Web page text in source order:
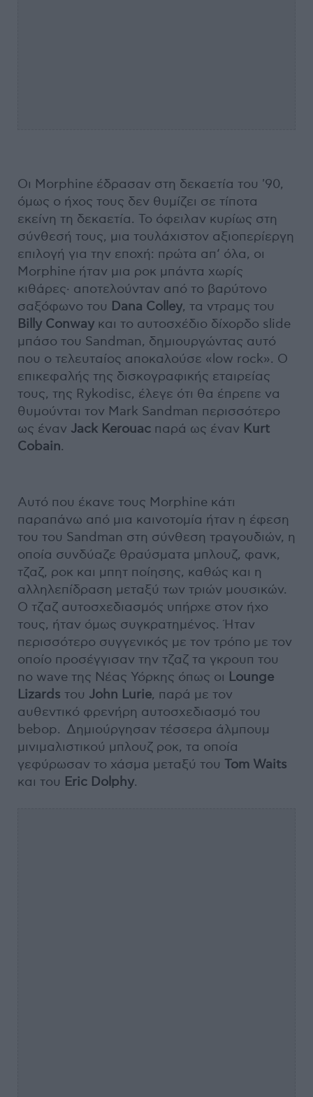
Οι Morphine έδρασαν στη δεκαετία του '90,
όμως ο ήχος τους δεν θυμίζει σε τίποτα
εκείνη τη δεκαετία. Το όφειλαν κυρίως στη
σύνθεσή τους, μια τουλάχιστον αξιοπερίεργη
επιλογή για την εποχή: πρώτα απ‘ όλα, οι
Morphine ήταν μια ροκ μπάντα χωρίς
κιθάρες∙ αποτελούνταν από το βαρύτονο
σαξόφωνο του Dana Colley, τα ντραμς του
Billy Conway και το αυτοσχέδιο δίχορδο slide
μπάσο του Sandman, δημιουργώντας αυτό
που ο τελευταίος αποκαλούσε «low rock». Ο
επικεφαλής της δισκογραφικής εταιρείας
τους, της Rykodisc, έλεγε ότι θα έπρεπε να
θυμούνται τον Mark Sandman περισσότερο
ως έναν Jack Kerouac παρά ως έναν Kurt
Cobain.
Αυτό που έκανε τους Morphine κάτι
παραπάνω από μια καινοτομία ήταν η έφεση
του του Sandman στη σύνθεση τραγουδιών, η
οποία συνδύαζε θραύσματα μπλουζ, φανκ,
τζαζ, ροκ και μπητ ποίησης, καθώς και η
αλληλεπίδραση μεταξύ των τριών μουσικών.
Ο τζαζ αυτοσχεδιασμός υπήρχε στον ήχο
τους, ήταν όμως συγκρατημένος. Ήταν
περισσότερο συγγενικός με τον τρόπο με τον
οποίο προσέγγισαν την τζαζ τα γκρουπ του
no wave της Νέας Υόρκης όπως οι Lounge
Lizards του John Lurie, παρά με τον
αυθεντικό φρενήρη αυτοσχεδιασμό του
bebop. Δημιούργησαν τέσσερα άλμπουμ
μινιμαλιστικού μπλουζ ροκ, τα οποία
γεφύρωσαν το χάσμα μεταξύ του Tom Waits
και του Eric Dolphy.